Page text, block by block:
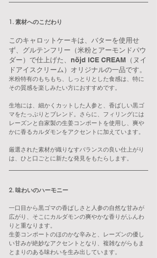
1. 素材へのこだわり
このキャロットケーキは、バターを使用せ
ず、グルテンフリー（米粉とアーモンドパウ
ダー）で仕上げた、nöjd ICE CREAM（ヌイ
ドアイスクリーム）オリジナルの一品です。
米粉特有のもちもち、しっとりとした食感は、特に
その質感を楽しみたい方におすすめです。
生地には、細かくカットした人参と、香ばしい黒ゴ
マをたっぷりとブレンド。さらに、フィリングには
レーズンと自家製の生姜コンポートを使用し、爽や
かに香るカルダモンをアクセントに加えています。
厳選された素材が織りなすバランスの良い仕上がり
は、ひと口ごとに新たな発見をもたらします。
2. 味わいのハーモニー
一口目から黒ゴマの香ばしさと人参の自然な甘みが
広がり、そこにカルダモンの爽やかな香りがふんわ
りと重なります。
生姜コンポートのほのかな辛みと、レーズンの優し
い甘みが絶妙なアクセントとなり、複雑ながらもま
とまりのある味わいを生み出しています。